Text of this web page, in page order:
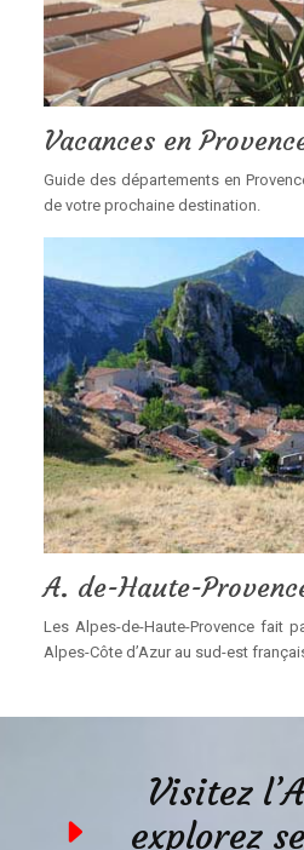
Vacances en
Guide des départements en
de votre prochaine destination.
A. de-Haute-
Les Alpes-de-Haute-Provence fait
Alpes-Côte d’Azur au sud-est
Visitez
explorez